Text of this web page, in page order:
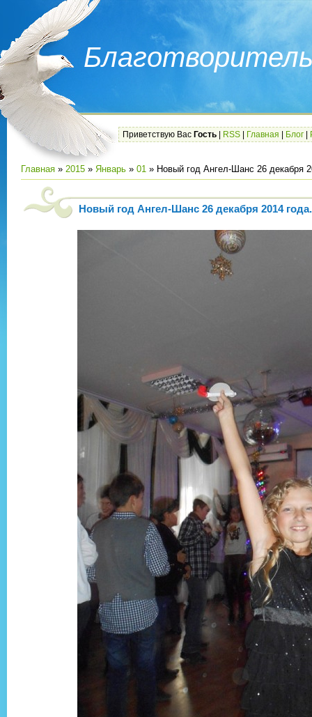
Приветствую Вас Гость RSS Главная Блог
Главная » 2015 » Январь » 01 » Новый год Ангел-Шанс 26 декабря
Новый год Ангел-Шанс 26 декабря 2014